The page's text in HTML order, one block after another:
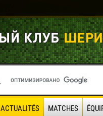
ACTUALITÉS MATCHES